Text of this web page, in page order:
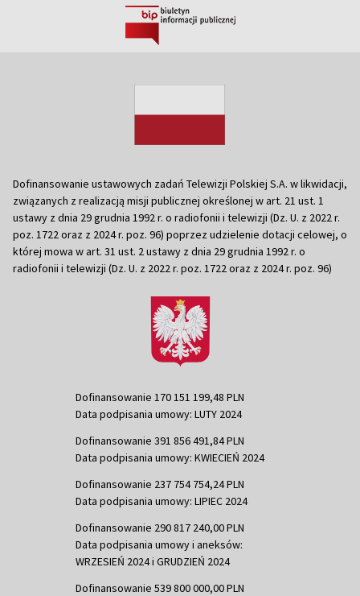
Dofinansowanie ustawowych zadań Telewizji Polskiej S.A. w likwidacji,
związanych z realizacją misji publicznej określonej w art. 21 ust. 1
ustawy z dnia 29 grudnia 1992 r. o radiofonii i telewizji (Dz. U. z 2022 r.
poz. 1722 oraz z 2024 r. poz. 96) poprzez udzielenie dotacji celowej, o
której mowa w art. 31 ust. 2 ustawy z dnia 29 grudnia 1992 r. o
radiofonii i telewizji (Dz. U. z 2022 r. poz. 1722 oraz z 2024 r. poz. 96)
Dofinansowanie 170 151 199,48 PLN
Data podpisania umowy: LUTY 2024
Dofinansowanie 391 856 491,84 PLN
Data podpisania umowy: KWIECIEŃ 2024
Dofinansowanie 237 754 754,24 PLN
Data podpisania umowy: LIPIEC 2024
Dofinansowanie 290 817 240,00 PLN
Data podpisania umowy i aneksów:
WRZESIEŃ 2024 i GRUDZIEŃ 2024
Dofinansowanie 539 800 000,00 PLN